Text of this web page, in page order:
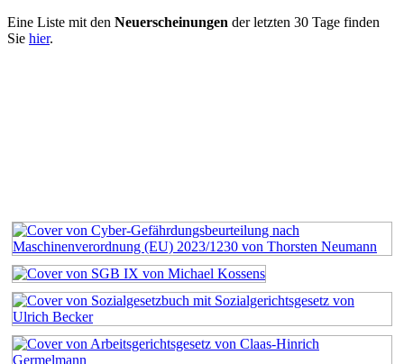
Eine Liste mit den Neuerscheinungen der letzten 30 Tage finden
Sie hier.